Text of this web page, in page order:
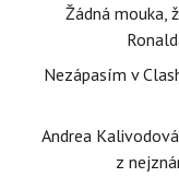
Žádná mouka,
Nezápasím v
Andrea
z